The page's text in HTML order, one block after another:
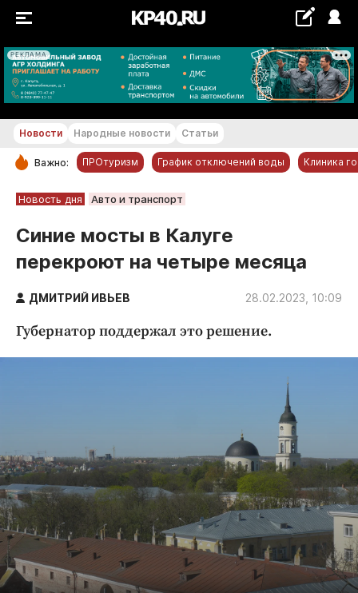
РЕКЛАМА
+20...+21 °С
РУБРИКИ
Статьи
Народные новости
Благоустройство
Общество
Погода
Праздники
Происшествия
Спорт
Экономика и бизнес
Новости Народные новости Статьи
Важно: ПРОтуризм График отключений воды Клиника
Новость дня Авто и транспорт
Синие мосты в Калуге
перекроют на четыре месяца
ДМИТРИЙ ИВЬЕВ 28.02.2023, 10:09
Губернатор поддержал это решение.